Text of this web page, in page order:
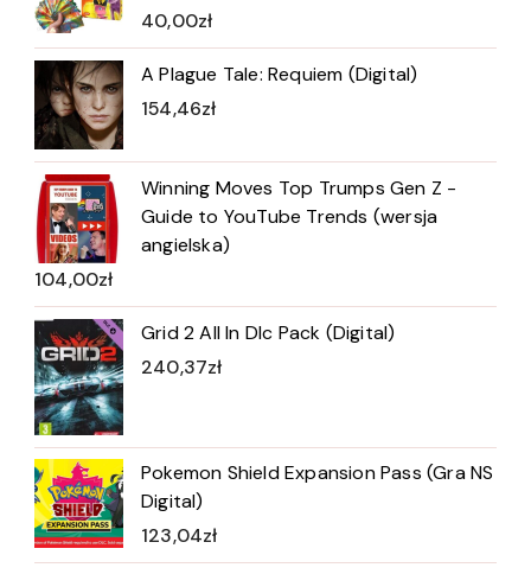
40,00zł
A Plague Tale: Requiem (Digital)
154,46zł
Winning Moves Top Trumps Gen Z -
Guide to YouTube Trends (wersja
angielska)
104,00zł
Grid 2 All In Dlc Pack (Digital)
240,37zł
Pokemon Shield Expansion Pass (Gra NS
Digital)
123,04zł